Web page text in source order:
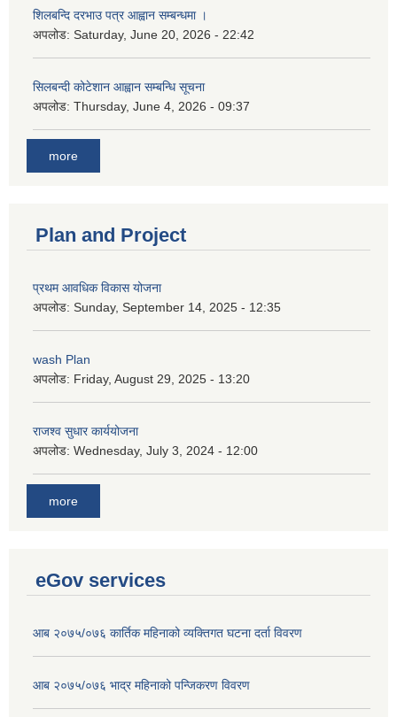
शिलबन्दि दरभाउ पत्र आह्वान सम्बन्धमा ।
अपलोड: Saturday, June 20, 2026 - 22:42
सिलबन्दी कोटेशान आह्वान सम्बन्धि सूचना
अपलोड: Thursday, June 4, 2026 - 09:37
more
Plan and Project
प्रथम आवधिक विकास योजना
अपलोड: Sunday, September 14, 2025 - 12:35
wash Plan
अपलोड: Friday, August 29, 2025 - 13:20
राजश्व सुधार कार्ययोजना
अपलोड: Wednesday, July 3, 2024 - 12:00
more
eGov services
आब २०७५/०७६ कार्तिक महिनाको व्यक्तिगत घटना दर्ता विवरण
आब २०७५/०७६ भाद्र महिनाको पन्जिकरण विवरण